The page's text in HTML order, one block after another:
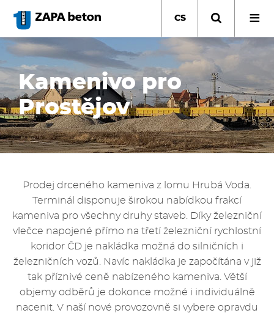
hlavnímu
obsahu
CS
Kamenivo pro
Prostějov
Prodej drceného kameniva z lomu Hrubá Voda.
Terminál disponuje širokou nabídkou frakcí
kameniva pro všechny druhy staveb. Díky železniční
vlečce napojené přímo na třetí železniční rychlostní
koridor ČD je nakládka možná do silničních i
železničních vozů. Navíc nakládka je započítána v již
tak příznivé ceně nabízeného kameniva. Větší
objemy odběrů je dokonce možné i individuálně
nacenit. V naší nové provozovně si vybere opravdu